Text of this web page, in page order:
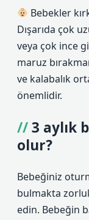
Bebekler
Dışarıda çok
veya çok ince
maruz
ve kalabalık
önemlidir.
3 aylık
olur?
Bebeğiniz
bulmakta
edin. Bebeğin